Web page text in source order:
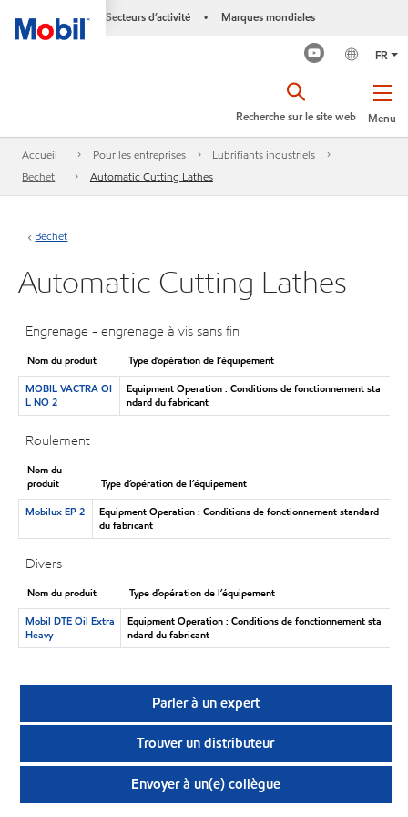
Secteurs d’activité • Marques mondiales
FR
Menu
Recherche sur le site web
Accueil Pour les entreprises
Lubrifiants industriels
Bechet
Automatic Cutting Lathes
Bechet
Automatic Cutting Lathes
Engrenage - engrenage à vis sans fin
Nom du produit
Type d’opération de l’équipement
MOBIL VACTRA OI
L NO 2
Equipment Operation : Conditions de fonctionnement sta
ndard du fabricant
Roulement
Nom du
produit
Type d’opération de l’équipement
Mobilux EP 2
Equipment Operation : Conditions de fonctionnement standard
du fabricant
Divers
Nom du produit
Type d’opération de l’équipement
Mobil DTE Oil Extra
Heavy
Equipment Operation : Conditions de fonctionnement sta
ndard du fabricant
Parler à un expert
Trouver un distributeur
Envoyer à un(e) collègue